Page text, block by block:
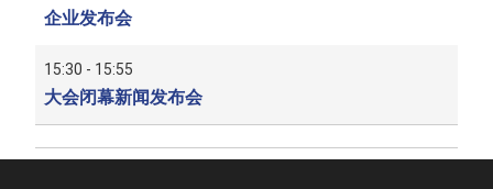
企业发布会
15:30 - 15:55
大会闭幕新闻发布会